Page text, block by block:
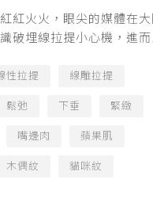
紅火火，眼尖的媒體在大
破埋線拉提小心機，進而
手可熱的年輕化新寵。在
性拉提 線雕拉提
鬆弛 下垂 緊緻
嘴邊肉 蘋果肌
木偶紋 貓咪紋